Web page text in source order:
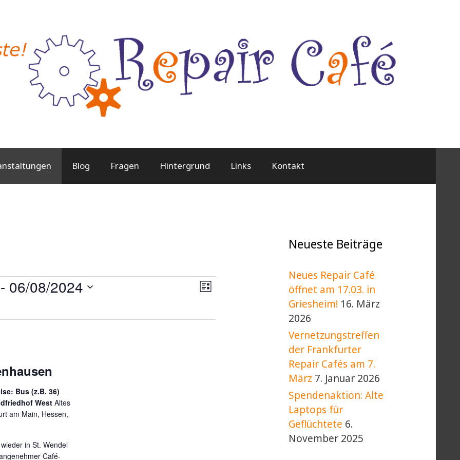
Blog Fragen Hintergrund Links Kontakt
A
s
V
e
a
L
- 06/08/2024
Bus (z.B. 36)
West Altes
am Main, Hessen,
in St. Wendel
Café-
Neueste Beiträge
Neues Repair Café
öffnet am 17.03. in
Griesheim! 16. März
2026
Vernetzungstreffen
der Frankfurter
Repair Cafés am 7.
März 7. Januar 2026
Spendenaktion: Alte
Laptops für
Geflüchtete 6.
November 2025